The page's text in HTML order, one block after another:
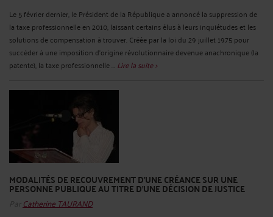
Le 5 février dernier, le Président de la République a annoncé la suppression de
la taxe professionnelle en 2010, laissant certains élus à leurs inquiétudes et les
solutions de compensation à trouver. Créée par la loi du 29 juillet 1975 pour
succéder à une imposition d'origine révolutionnaire devenue anachronique (la
patente), la taxe professionnelle ... Lire la suite >
MODALITÉS DE RECOUVREMENT D'UNE CRÉANCE SUR UNE
PERSONNE PUBLIQUE AU TITRE D'UNE DÉCISION DE JUSTICE
Par Catherine TAURAND